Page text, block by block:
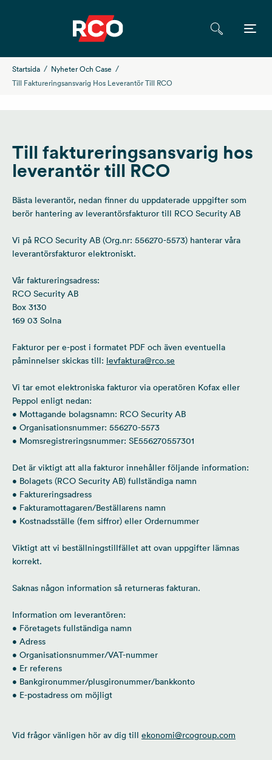
Startsida
Nyheter Och Case
Till Faktureringsansvarig Hos Leverantör Till RCO
Till faktureringsansvarig hos
leverantör till RCO
Bästa leverantör, nedan finner du uppdaterade uppgifter som
berör hantering av leverantörsfakturor till RCO Security AB
Vi på RCO Security AB (Org.nr: 556270-5573) hanterar våra
leverantörsfakturor elektroniskt.
Vår faktureringsadress:
RCO Security AB
Box 3130
169 03 Solna
Fakturor per e-post i formatet PDF och även eventuella
påminnelser skickas till: levfaktura@rco.se
Vi tar emot elektroniska fakturor via operatören Kofax eller
Peppol enligt nedan:
• Mottagande bolagsnamn: RCO Security AB
• Organisationsnummer: 556270-5573
• Momsregistreringsnummer: SE556270557301
Det är viktigt att alla fakturor innehåller följande information:
• Bolagets (RCO Security AB) fullständiga namn
• Faktureringsadress
• Fakturamottagaren/Beställarens namn
• Kostnadsställe (fem siffror) eller Ordernummer
Viktigt att vi beställningstillfället att ovan uppgifter lämnas
korrekt.
Saknas någon information så returneras fakturan.
Information om leverantören:
• Företagets fullständiga namn
• Adress
• Organisationsnummer/VAT-nummer
• Er referens
• Bankgironummer/plusgironummer/bankkonto
• E-postadress om möjligt
Vid frågor vänligen hör av dig till ekonomi@rcogroup.com